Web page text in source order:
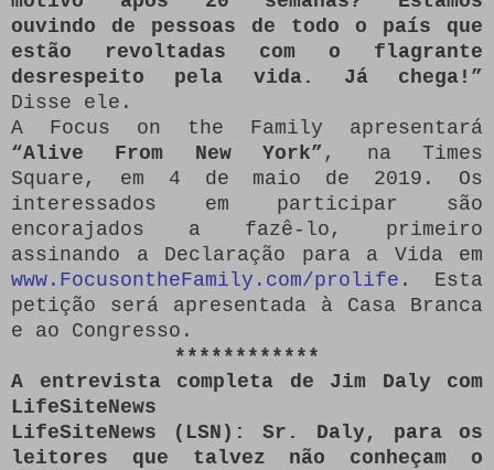
ouvindo de pessoas de todo o país que
estão revoltadas com o flagrante
desrespeito pela vida.
Já chega!”
Disse ele.
A Focus on the Family apresentará
“Alive From New York” , na Times
Square, em 4 de maio de 2019. Os
interessados ​​em participar são
encorajados a fazê-lo, primeiro
assinando a Declaração para a Vida em
www.FocusontheFamily.com/prolife .
Esta
petição será apresentada à Casa Branca
e ao Congresso.
************
A entrevista completa de Jim Daly com
LifeSiteNews
LifeSiteNews (LSN): Sr. Daly, para os
leitores que talvez não conheçam o